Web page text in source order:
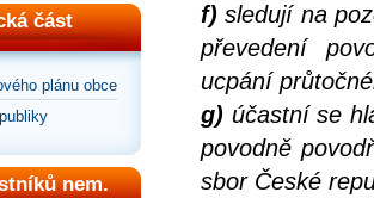
část
plánu obce
nem.
f) sledují na
převedení
ucpání
g) účastní se
povodně
sbor České